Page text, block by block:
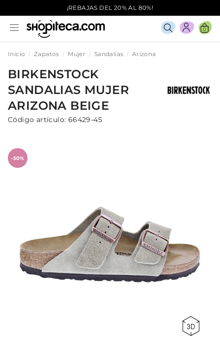
¡REBAJAS DEL 20% AL 80%!
0
Inicio Zapatos Mujer Sandalias Arizona
BIRKENSTOCK
SANDALIAS MUJER
ARIZONA BEIGE
Código artículo: 66429-45
-50%